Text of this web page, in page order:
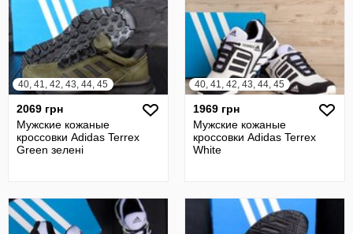
40, 41, 42, 43, 44, 45
2069 грн
Мужские кожаные
кроссовки Adidas Terrex
Green зелені
40, 41, 42, 43, 44, 45
1969 грн
Мужские кожаные
кроссовки Adidas Terrex
White